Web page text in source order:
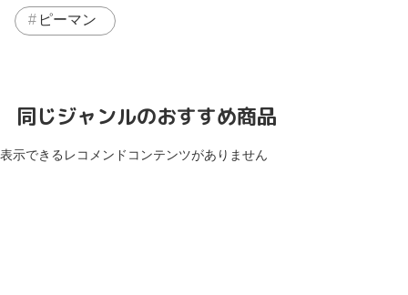
ピーマン
同じジャンルのおすすめ商品
表示できるレコメンドコンテンツがありません